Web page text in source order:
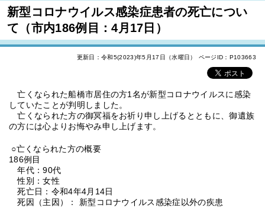
新型コロナウイルス感染症患者の死亡につい
て（市内186例目：4月17日）
更新日：令和5(2023)年5月17日（水曜日） ページID：P103663
亡くなられた船橋市居住の方1名が新型コロナウイルスに感染
していたことが判明しました。
亡くなられた方の御冥福をお祈り申し上げるとともに、御遺族
の方には心よりお悔やみ申し上げます。
○亡くなられた方の概要
186例目
年代：90代
性別：女性
死亡日：令和4年4月14日
死因（主因）： 新型コロナウイルス感染症以外の疾患